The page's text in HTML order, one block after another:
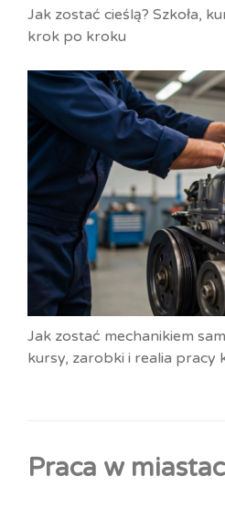
Jak zostać cieślą? Szkoła,
krok po kroku
Jak zostać mechanikiem
kursy, zarobki i realia pracy
Praca w